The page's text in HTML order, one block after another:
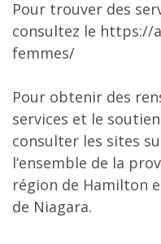
Pour trouver des
consultez le https://
femmes/
Pour obtenir des
services et le
consulter les sites
l’ensemble de la
région de Hamilton
de Niagara.